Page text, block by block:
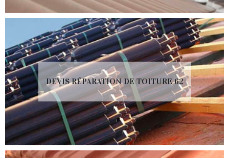
DEVIS RÉPARATION DE TOITURE 62